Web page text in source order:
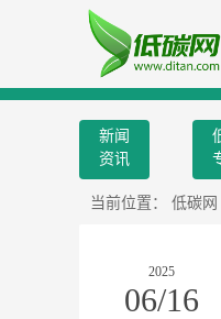
新闻
资讯
当前位置： 低碳网
2025
06/16